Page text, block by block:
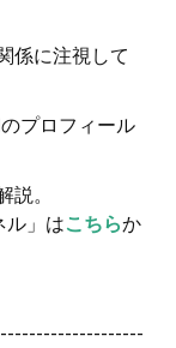
係に注視して
プロフィール
説。
ル」はこちらか